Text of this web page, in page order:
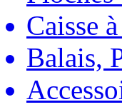
Caisse
Balais,